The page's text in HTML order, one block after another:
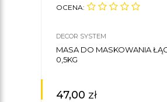
OCENA:
DECOR SYSTEM
MASA DO MASKOWANIA
0,5KG
47,00 zł